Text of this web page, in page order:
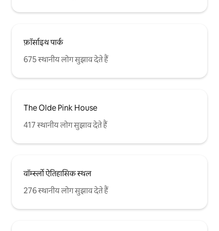
फ़ॉर्साइथ पार्क
675 स्थानीय लोग सुझाव देते हैं
The Olde Pink House
417 स्थानीय लोग सुझाव देते हैं
वॉर्म्स्लो ऐतिहासिक स्थल
276 स्थानीय लोग सुझाव देते हैं